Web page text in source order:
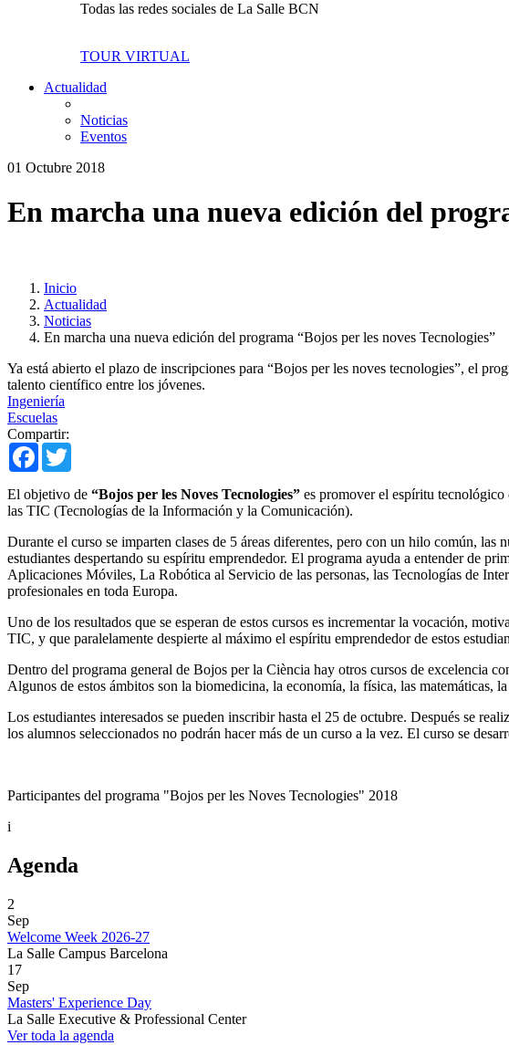
Todas las redes sociales de La Salle BCN
TOUR VIRTUAL
Actualidad
Noticias
Eventos
01 Octubre 2018
En marcha una nueva edición del
Inicio
Actualidad
Noticias
En marcha una nueva edición del programa “Bojos per les noves Tecnologies”
Ya está abierto el plazo de inscripciones para “Bojos per les noves tecnologies”, el
talento científico entre los jóvenes.
Ingeniería
Escuelas
Compartir:
Facebook
El objetivo de “Bojos per les Noves Tecnologies” es promover el espíritu tecnológico
las TIC (Tecnologías de la Información y la Comunicación).
Durante el curso se imparten clases de 5 áreas diferentes, pero con un hilo común,
estudiantes despertando su espíritu emprendedor. El programa ayuda a entender de
Aplicaciones Móviles, La Robótica al Servicio de las personas, las Tecnologías de
profesionales en toda Europa.
Uno de los resultados que se esperan de estos cursos es incrementar la vocación,
TIC, y que paralelamente despierte al máximo el espíritu emprendedor de estos
Dentro del programa general de Bojos per la Ciència hay otros cursos de excelencia
Algunos de estos ámbitos son la biomedicina, la economía, la física, las matemáticas,
Los estudiantes interesados se pueden inscribir hasta el 25 de octubre. Después se
los alumnos seleccionados no podrán hacer más de un curso a la vez. El curso se
Participantes del programa "Bojos per les Noves Tecnologies" 2018
i
Agenda
2
Sep
Welcome Week 2026-27
La Salle Campus Barcelona
17
Sep
Masters' Experience Day
La Salle Executive & Professional Center
Ver toda la agenda